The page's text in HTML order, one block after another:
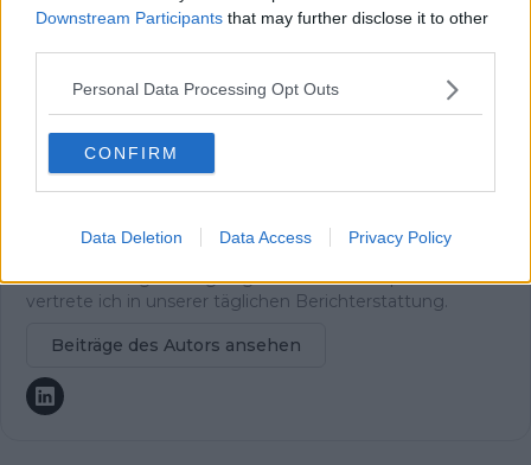
Downstream Participants that may further disclose it to other
Personal Data Processing Opt Outs
CONFIRM
Data Deletion Data Access Privacy Policy
und es ist der Ursprung meiner Arbeit. Ich bin
Themenpriorisierung, Qualitätsstandards, Faktenprüfung
und die konsequente Aktualisierung von Inhalten, sobald
neue, verifizierte Informationen vorliegen. Neben der
Leitung der Redaktion schreibe und editiere ich selbst
Radsport ist für mich mehr als Leidenschaft. Er ist ein
komplexer Leistungssport, der Kontext, Genauigkeit und
Verantwortung verlangt – genau diesen Anspruch
vertrete ich in unserer täglichen Berichterstattung.
Beiträge des Autors ansehen